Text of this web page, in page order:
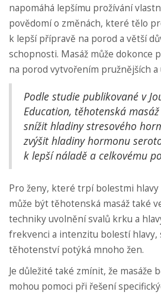
napomáhá lepšímu prožívání
povědomí o změnách, které tělo
k lepší přípravě na porod a větší
schopnosti. Masáž může dokonce
na porod vytvořením pružnějších
Podle studie publikované v
Education, těhotenská
snížit hladiny stresového
zvýšit hladiny hormonu
k lepší náladě a celkovému
Pro ženy, které trpí bolestmi
může být těhotenská masáž také
techniky uvolnění svalů krku a
frekvenci a intenzitu bolestí hlavy,
těhotenství potýká mnoho žen.
Je důležité také zmínit, že masáže
mohou pomoci při řešení